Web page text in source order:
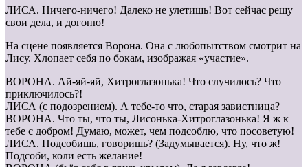
ЛИСА. Ничего-ничего! Далеко не улетишь! Вот сейчас решу
свои дела, и догоню!
На сцене появляется Ворона. Она с любопытством смотрит на
Лису. Хлопает себя по бокам, изображая «участие».
ВОРОНА. Ай-яй-яй, Хитроглазонька! Что случилось? Что
приключилось?!
ЛИСА (с подозрением). А тебе-то что, старая завистница?
ВОРОНА. Что ты, что ты, Лисонька-Хитроглазонька! Я ж к
тебе с добром! Думаю, может, чем подсоблю, что посоветую!
ЛИСА. Подсобишь, говоришь? (Задумывается). Ну, что ж!
Подсоби, коли есть желание!